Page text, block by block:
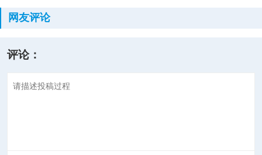
网友评论
评论：